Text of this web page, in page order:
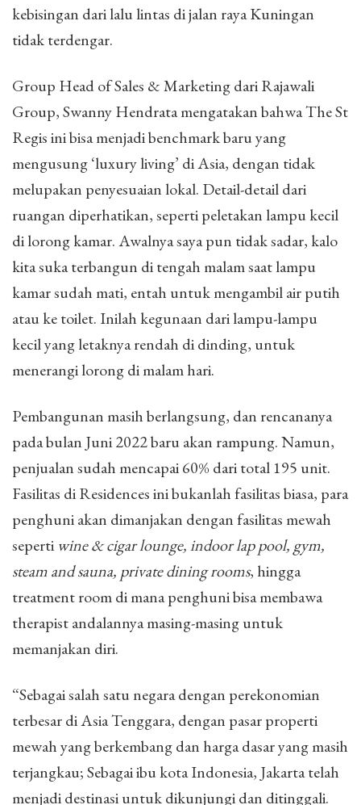
kebisingan dari lalu lintas di jalan raya Kuningan
tidak terdengar.
Group Head of Sales & Marketing dari Rajawali
Group, Swanny Hendrata mengatakan bahwa The St
Regis ini bisa menjadi benchmark baru yang
mengusung ‘luxury living’ di Asia, dengan tidak
melupakan penyesuaian lokal. Detail-detail dari
ruangan diperhatikan, seperti peletakan lampu kecil
di lorong kamar. Awalnya saya pun tidak sadar, kalo
kita suka terbangun di tengah malam saat lampu
kamar sudah mati, entah untuk mengambil air putih
atau ke toilet. Inilah kegunaan dari lampu-lampu
kecil yang letaknya rendah di dinding, untuk
menerangi lorong di malam hari.
Pembangunan masih berlangsung, dan rencananya
pada bulan Juni 2022 baru akan rampung. Namun,
penjualan sudah mencapai 60% dari total 195 unit.
Fasilitas di Residences ini bukanlah fasilitas biasa, para
penghuni akan dimanjakan dengan fasilitas mewah
seperti wine & cigar lounge, indoor lap pool, gym,
steam and sauna, private dining rooms, hingga
treatment room di mana penghuni bisa membawa
therapist andalannya masing-masing untuk
memanjakan diri.
“Sebagai salah satu negara dengan perekonomian
terbesar di Asia Tenggara, dengan pasar properti
mewah yang berkembang dan harga dasar yang masih
terjangkau; Sebagai ibu kota Indonesia, Jakarta telah
menjadi destinasi untuk dikunjungi dan ditinggali.